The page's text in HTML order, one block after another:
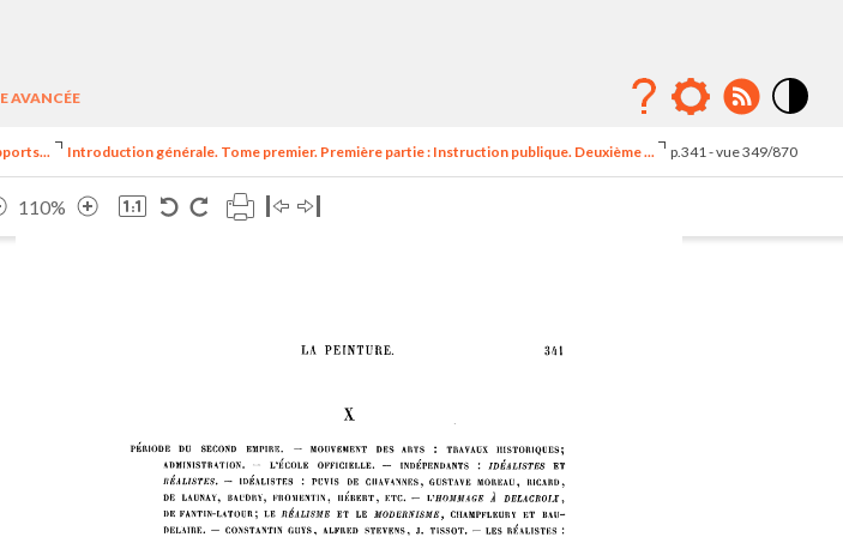
AVANCÉE
élévé
Introduction générale. Tome premier. Première partie : Instruction publique. Deuxième ... p.341 - vue 349/870
110%